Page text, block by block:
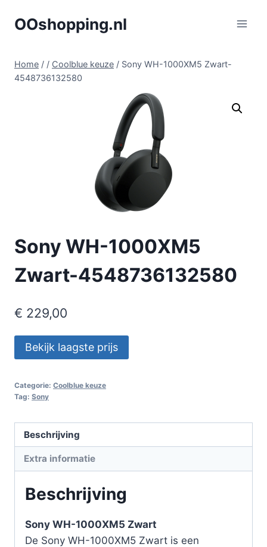
naarOOshopping.nl
Home / / Coolblue keuze / Sony WH-1000XM5 Zwart-
4548736132580
Sony WH-1000XM5
Zwart-4548736132580
€ 229,00
Bekijk laagste prijs
Categorie: Coolblue keuze
Tag: Sony
Beschrijving
Extra informatie
Beschrijving
Sony WH-1000XM5 Zwart
De Sony WH-1000XM5 Zwart is een